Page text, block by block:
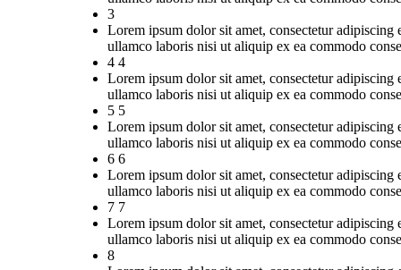
3
Lorem ipsum dolor sit amet, consectetur
ullamco laboris nisi ut aliquip ex ea commodo
4 4
Lorem ipsum dolor sit amet, consectetur
ullamco laboris nisi ut aliquip ex ea commodo
5 5
Lorem ipsum dolor sit amet, consectetur
ullamco laboris nisi ut aliquip ex ea commodo
6 6
Lorem ipsum dolor sit amet, consectetur
ullamco laboris nisi ut aliquip ex ea commodo
7 7
Lorem ipsum dolor sit amet, consectetur
ullamco laboris nisi ut aliquip ex ea commodo
8